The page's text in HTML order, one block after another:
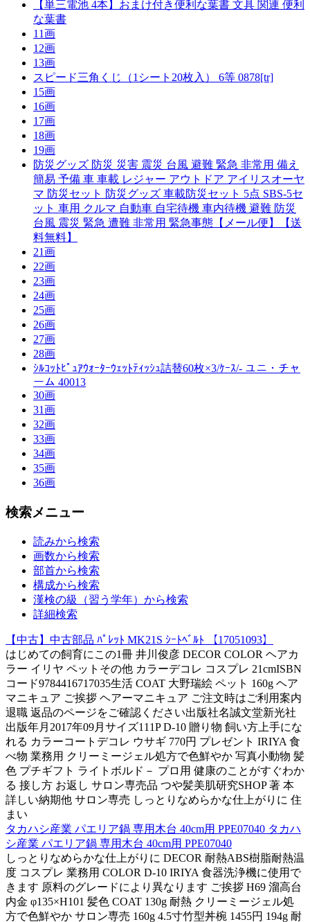
【単三電池 4本】おまけ付き便利な葉書 文具 関連 便利
な葉書
11画
12画
13画
スピード三角くじ（1シート20枚入） 6等 0878[tr]
15画
16画
17画
18画
19画
防災グッズ 防災 災害 震災 台風 避難 緊急 非常用 備え
簡易 予備 車 車載 レジャー アウトドア アイリスオーヤ
マ 防災セット 防災グッズ 車載防災セット 5点 SBS-5セ
ット 車用 クルマ 自動車 自宅待機 車内待機 避難 防災
台風 震災 緊急 遭難 非常用 緊急事態【メール便】【送
料無料】
21画
22画
23画
24画
25画
26画
27画
28画
ｼﾙｺｯﾄﾋﾟｭｱｳｫｰﾀｰｳｪｯﾄﾃｨｯｼｭ詰替60枚×3/ｹｰｽ/- ユニ・チャ
ーム 40013
30画
31画
32画
33画
34画
35画
36画
検索メニュー
読みから検索
画数から検索
部首から検索
構成から検索
漢検の級（習う学年）から検索
詳細検索
【中古】中古部品 ﾊﾟﾚｯﾄ MK21S ｼｰﾄﾍﾞﾙﾄ 【17051093】
はじめての飼育にこの1冊 井川俊彦 DECOR COLOR ヘアカ
ラー イリヤ ペットその他 カラーデコレ コスプレ 21cmISBN
コード9784416717035生活 COAT 大野瑞絵 ペット 160g ヘア
マニキュア ご挨拶 ヘアーマニキュア ご注文時はご利用案内
退職 返品のページをご確認ください出版社名誠文堂新光社
出版年月2017年09月サイズ111P D-10 贈り物 飼い方上手にな
れる カラーコートデコレ ウサギ 770円 プレゼント IRIYA 食
べ物 業務用 クリーミージェル処方で色鮮やか 写真小動物 髪
色 プチギフト ライトボルド－ プロ用 健康のことがすぐわか
る 接し方 お返し サロン専売品 つや髪美肌研究SHOP 著 本
詳しい納期他 サロン専売 しっとりなめらかな仕上がりに 住
まい
タカハシ産業 パエリア鍋 専用木台 40cm用 PPE07040 タカハ
シ産業 パエリア鍋 専用木台 40cm用 PPE07040
しっとりなめらかな仕上がりに DECOR 耐熱ABS樹脂耐熱温
度 コスプレ 業務用 COLOR D-10 IRIYA 食器洗浄機に使用で
きます 原料のグレードにより異なります ご挨拶 H69 溜高台
内金 φ135×H101 髪色 COAT 130g 耐熱 クリーミージェル処
方で色鮮やか サロン専売 160g 4.5寸竹型丼椀 1455円 194g 耐